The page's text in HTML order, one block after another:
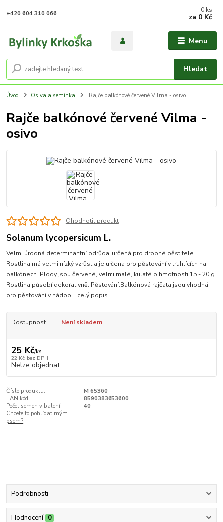
Menu
Hledat
+420 604 310 066 0 ks
za 0 Kč
Úvod Osiva a semínka Rajče balkónové červené Vilma - osivo
Rajče balkónové červené Vilma -
osivo
Ohodnotit produkt
Solanum lycopersicum L.
Velmi úrodná determinantní odrůda, určená pro drobné pěstitele.
Rostlina má velmi nízký vzrůst a je určena pro pěstování v truhlících na
balkónech. Plody jsou červené, velmi malé, kulaté o hmotnosti 15 - 20 g.
Rostlina působí dekorativně. Pěstování:Balkónová rajčata jsou vhodná
pro pěstování v nádob... celý popis
Dostupnost Není skladem
25 Kč/ks
22 Kč bez DPH
Nelze objednat
Číslo produktu:
M 65360
EAN kód:
8590383653600
Počet semen v balení:
40
Chcete to pohlídat mým
psem?
Podrobnosti
Hodnocení 0